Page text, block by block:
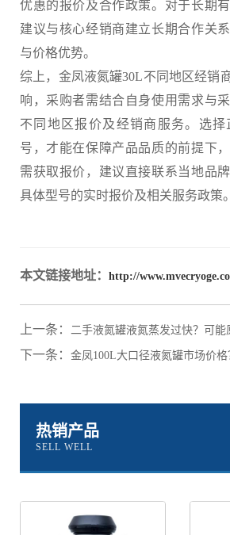
优惠的报价及合作政策。对于长期
建议与核心经销商建立长期合作关
与价格优势。
综上，金凤液氮罐30L不同地区经销
响，采购者需结合自身使用需求与
不同地区报价及经销商服务。选
号，才能在保障产品品质的前提下
需获取报价，建议直接联系当地品
具体型号的实时报价及相关服务政策。
本文链接地址： http://
上一条： 二手液氮罐液氮蒸发过快？可
下一条： 金凤100L大口径液氮罐市场价
热销产品
SELL WELL